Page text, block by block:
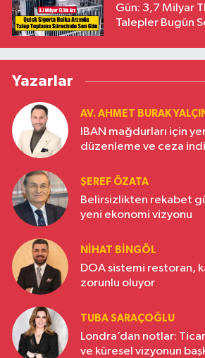
Gün: 3,7 Milyar
Talepler Bugün
Yazarlar
AV. AHMET BURAK
IBAN mağdurları için
düzenleme ve ceza
ŞEREF ÖZATA
Belirsizlikten rekabet
yeni ekonomi vizyonu
NIHAT BINGÖL
DOA sistemi restoran,
zorunlu oluyor
TUBA SARAÇOĞLU
Londra’dan notlar:
ve küresel vizyonun